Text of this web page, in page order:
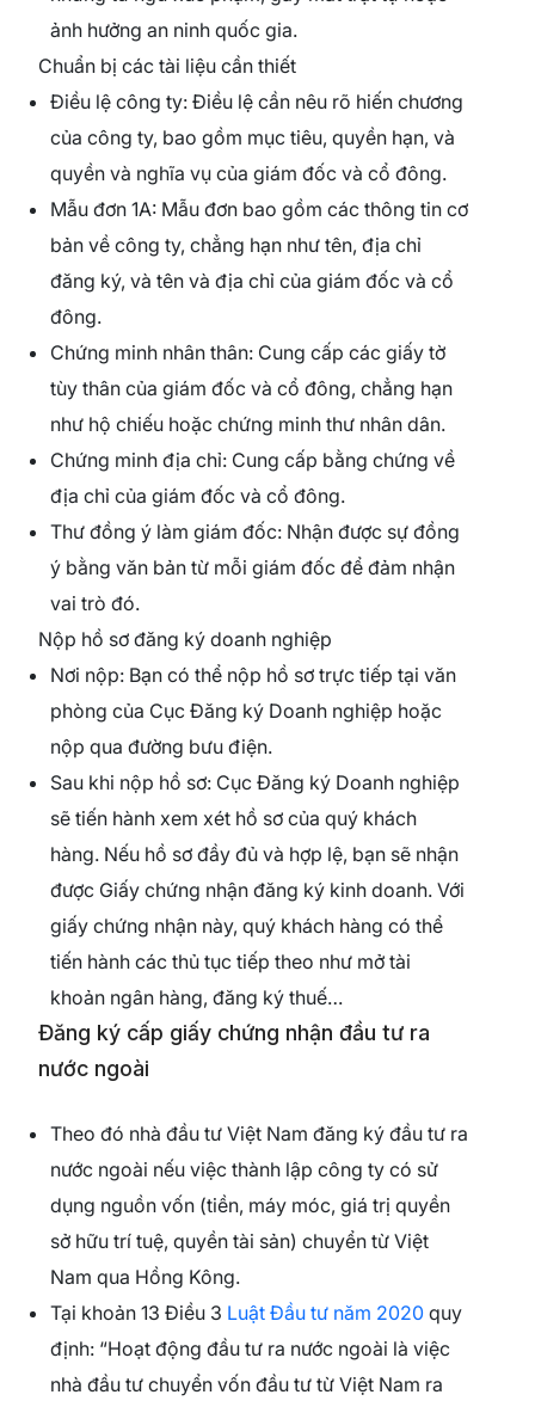
ảnh hưởng an ninh quốc gia.
Chuẩn bị các tài liệu cần thiết
Điều lệ công ty: Điều lệ cần nêu rõ hiến chương
của công ty, bao gồm mục tiêu, quyền hạn, và
quyền và nghĩa vụ của giám đốc và cổ đông.
Mẫu đơn 1A: Mẫu đơn bao gồm các thông tin cơ
bản về công ty, chẳng hạn như tên, địa chỉ
đăng ký, và tên và địa chỉ của giám đốc và cổ
đông.
Chứng minh nhân thân: Cung cấp các giấy tờ
tùy thân của giám đốc và cổ đông, chẳng hạn
như hộ chiếu hoặc chứng minh thư nhân dân.
Chứng minh địa chỉ: Cung cấp bằng chứng về
địa chỉ của giám đốc và cổ đông.
Thư đồng ý làm giám đốc: Nhận được sự đồng
ý bằng văn bản từ mỗi giám đốc để đảm nhận
vai trò đó.
Nộp hồ sơ đăng ký doanh nghiệp
Nơi nộp: Bạn có thể nộp hồ sơ trực tiếp tại văn
phòng của Cục Đăng ký Doanh nghiệp hoặc
nộp qua đường bưu điện.
Sau khi nộp hồ sơ: Cục Đăng ký Doanh nghiệp
sẽ tiến hành xem xét hồ sơ của quý khách
hàng. Nếu hồ sơ đầy đủ và hợp lệ, bạn sẽ nhận
được Giấy chứng nhận đăng ký kinh doanh. Với
giấy chứng nhận này, quý khách hàng có thể
tiến hành các thủ tục tiếp theo như mở tài
khoản ngân hàng, đăng ký thuế…
Đăng ký cấp giấy chứng nhận đầu tư ra
nước ngoài
Theo đó nhà đầu tư Việt Nam đăng ký đầu tư ra
nước ngoài nếu việc thành lập công ty có sử
dụng nguồn vốn (tiền, máy móc, giá trị quyền
sở hữu trí tuệ, quyền tài sản) chuyển từ Việt
Nam qua Hồng Kông.
Tại khoản 13 Điều 3 Luật Đầu tư năm 2020 quy
định: “Hoạt động đầu tư ra nước ngoài là việc
nhà đầu tư chuyển vốn đầu tư từ Việt Nam ra